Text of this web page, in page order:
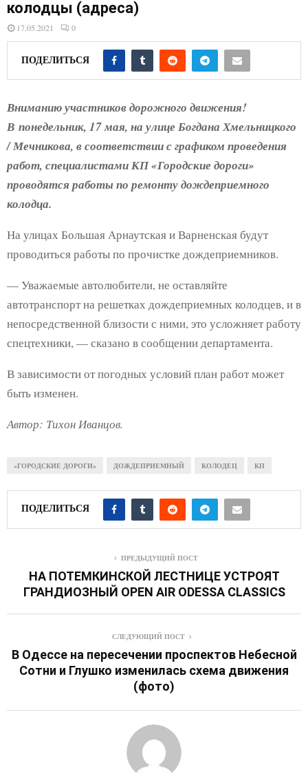
E
N
U
колодцы (адреса)
17.05.2021 0
ПОДЕЛИТЬСЯ
Вниманию участников дорожного движения!
В понедельник, 17 мая, на улице Богдана Хмельницкого
/ Мечникова, в соответствии с графиком проведения
работ, специалистами КП «Городские дороги»
проводятся работы по ремонту дождеприемного
колодца.
На улицах Большая Арнаутская и Варненская будут
проводиться работы по прочистке дождеприемников.
— Уважаемые автолюбители, не оставляйте
автотранспорт на решетках дождеприемных колодцев, и в
непосредственной близости с ними, это усложняет работу
спецтехники, — сказано в сообщении департамента.
В зависимости от погодных условий план работ может
быть изменен.
Автор: Тихон Иванцов.
«ГОРОДСКИЕ ДОРОГИ» ДОЖДЕПРИЕМНЫЙ КОЛОДЕЦ КП
ПОДЕЛИТЬСЯ
ПРЕДЫДУЩИЙ ПОСТ
НА ПОТЕМКИНСКОЙ ЛЕСТНИЦЕ УСТРОЯТ
ГРАНДИОЗНЫЙ OPEN AIR ODESSA CLASSICS
СЛЕДУЮЩИЙ ПОСТ
В Одессе на пересечении проспектов Небесной
Сотни и Глушко изменилась схема движения
(фото)